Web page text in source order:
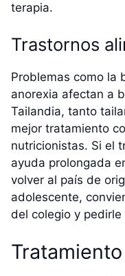
terapia.
Trastornos
Problemas como la
anorexia afectan a
Tailandia, tanto
mejor tratamiento
nutricionistas. Si el
ayuda prolongada
volver al país de
adolescente,
del colegio y
Tratamiento